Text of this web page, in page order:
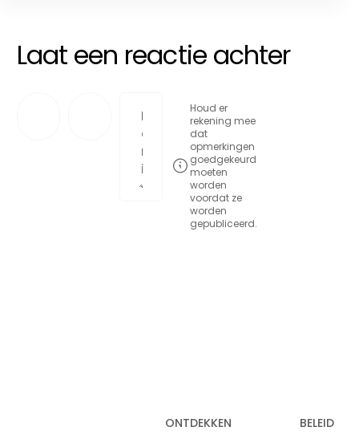
Laat een reactie achter
Houd er
rekening mee
dat
opmerkingen
goedgekeurd
moeten
worden
voordat ze
worden
gepubliceerd.
ONTDEKKEN BELEID